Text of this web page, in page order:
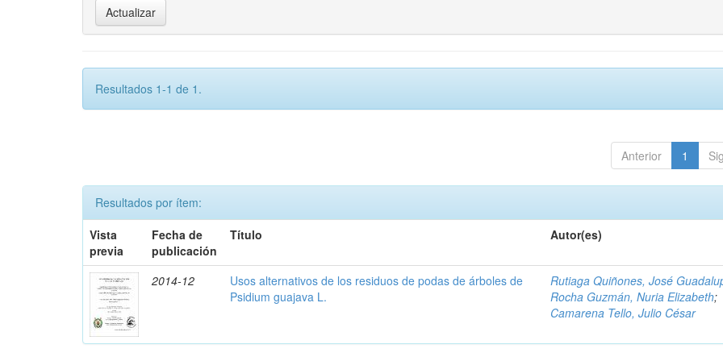
Resultados 1-1 de 1.
Anterior 1
Resultados por ítem:
Vista
previa
Fecha de
publicación
Título Autor(es)
2014-12
Usos alternativos de los residuos de podas de árboles de
Psidium guajava L.
Rutiaga Quiñones, José
Rocha Guzmán, Nuria Elizabeth;
Camarena Tello, Julio César